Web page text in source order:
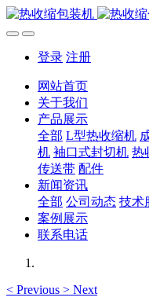
登录 注册
网站首页
关于我们
产品展示
全部 L型热收缩机
机 袖口式封切机 热
传送带 配件
新闻资讯
全部 公司动态 技术
案例展示
联系电话
< Previous > Next